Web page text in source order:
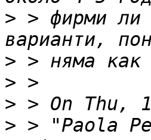
> > фирми ли
>
>
>
> > "Paola